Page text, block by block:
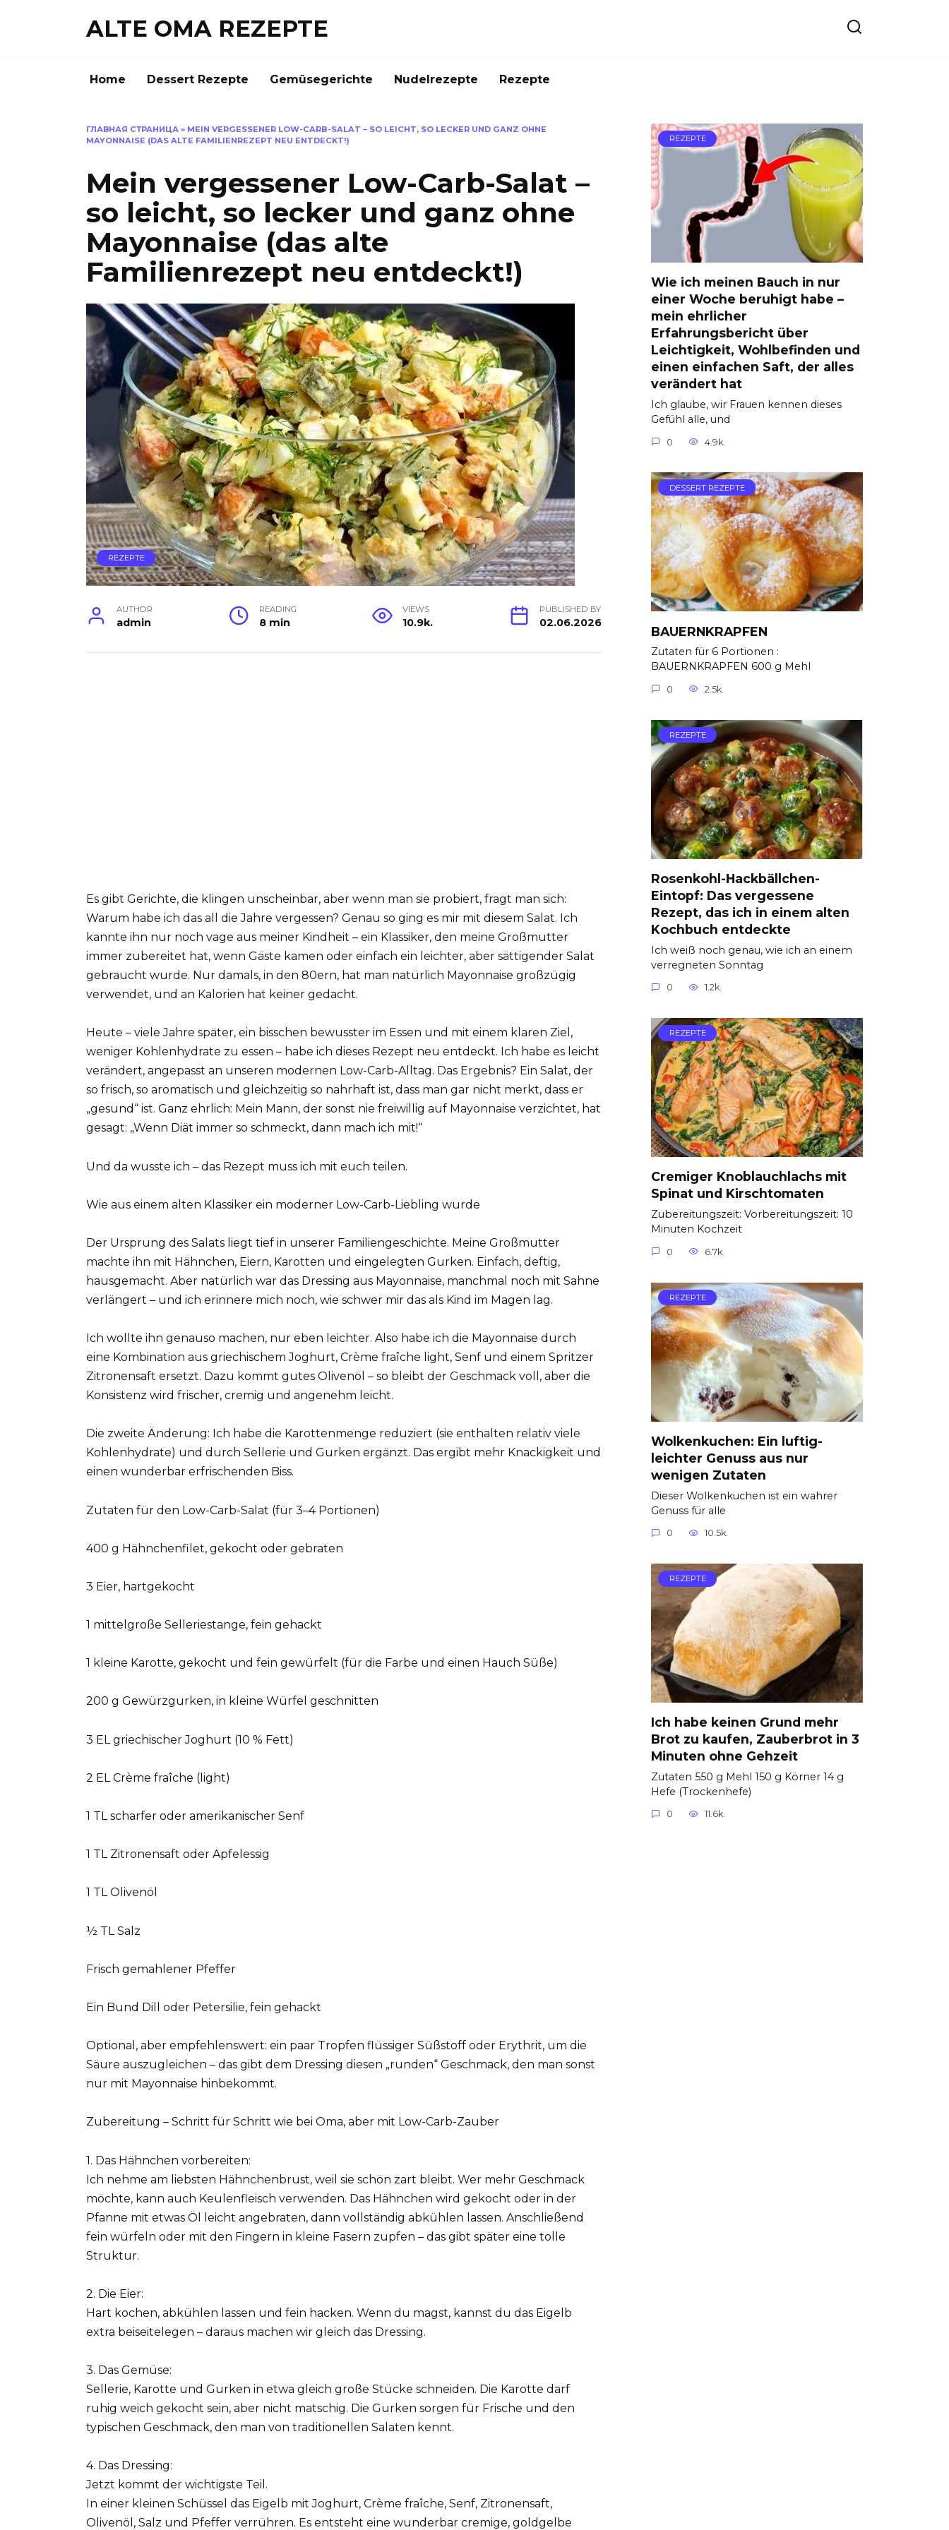
ALTE OMA REZEPTE
Home Dessert Rezepte Gemüsegerichte Nudelrezepte Rezepte
ГЛАВНАЯ СТРАНИЦА » MEIN VERGESSENER LOW-CARB-SALAT – SO LEICHT, SO LECKER UND GANZ OHNE
MAYONNAISE (DAS ALTE FAMILIENREZEPT NEU ENTDECKT!)
Mein vergessener Low-Carb-Salat –
so leicht, so lecker und ganz ohne
Mayonnaise (das alte
Familienrezept neu entdeckt!)
REZEPTE
AUTHOR
admin
READING
8 min
VIEWS
10.9k.
PUBLISHED BY
02.06.2026
Es gibt Gerichte, die klingen unscheinbar, aber wenn man sie probiert, fragt man sich:
Warum habe ich das all die Jahre vergessen? Genau so ging es mir mit diesem Salat. Ich
kannte ihn nur noch vage aus meiner Kindheit – ein Klassiker, den meine Großmutter
immer zubereitet hat, wenn Gäste kamen oder einfach ein leichter, aber sättigender Salat
gebraucht wurde. Nur damals, in den 80ern, hat man natürlich Mayonnaise großzügig
verwendet, und an Kalorien hat keiner gedacht.
Heute – viele Jahre später, ein bisschen bewusster im Essen und mit einem klaren Ziel,
weniger Kohlenhydrate zu essen – habe ich dieses Rezept neu entdeckt. Ich habe es leicht
verändert, angepasst an unseren modernen Low-Carb-Alltag. Das Ergebnis? Ein Salat, der
so frisch, so aromatisch und gleichzeitig so nahrhaft ist, dass man gar nicht merkt, dass er
„gesund“ ist. Ganz ehrlich: Mein Mann, der sonst nie freiwillig auf Mayonnaise verzichtet, hat
gesagt: „Wenn Diät immer so schmeckt, dann mach ich mit!“
Und da wusste ich – das Rezept muss ich mit euch teilen.
Wie aus einem alten Klassiker ein moderner Low-Carb-Liebling wurde
Der Ursprung des Salats liegt tief in unserer Familiengeschichte. Meine Großmutter
machte ihn mit Hähnchen, Eiern, Karotten und eingelegten Gurken. Einfach, deftig,
hausgemacht. Aber natürlich war das Dressing aus Mayonnaise, manchmal noch mit Sahne
verlängert – und ich erinnere mich noch, wie schwer mir das als Kind im Magen lag.
Ich wollte ihn genauso machen, nur eben leichter. Also habe ich die Mayonnaise durch
eine Kombination aus griechischem Joghurt, Crème fraîche light, Senf und einem Spritzer
Zitronensaft ersetzt. Dazu kommt gutes Olivenöl – so bleibt der Geschmack voll, aber die
Konsistenz wird frischer, cremig und angenehm leicht.
Die zweite Änderung: Ich habe die Karottenmenge reduziert (sie enthalten relativ viele
Kohlenhydrate) und durch Sellerie und Gurken ergänzt. Das ergibt mehr Knackigkeit und
einen wunderbar erfrischenden Biss.
Zutaten für den Low-Carb-Salat (für 3–4 Portionen)
400 g Hähnchenfilet, gekocht oder gebraten
3 Eier, hartgekocht
1 mittelgroße Selleriestange, fein gehackt
1 kleine Karotte, gekocht und fein gewürfelt (für die Farbe und einen Hauch Süße)
200 g Gewürzgurken, in kleine Würfel geschnitten
3 EL griechischer Joghurt (10 % Fett)
2 EL Crème fraîche (light)
1 TL scharfer oder amerikanischer Senf
1 TL Zitronensaft oder Apfelessig
1 TL Olivenöl
½ TL Salz
Frisch gemahlener Pfeffer
Ein Bund Dill oder Petersilie, fein gehackt
Optional, aber empfehlenswert: ein paar Tropfen flüssiger Süßstoff oder Erythrit, um die
Säure auszugleichen – das gibt dem Dressing diesen „runden“ Geschmack, den man sonst
nur mit Mayonnaise hinbekommt.
Zubereitung – Schritt für Schritt wie bei Oma, aber mit Low-Carb-Zauber
1. Das Hähnchen vorbereiten:
Ich nehme am liebsten Hähnchenbrust, weil sie schön zart bleibt. Wer mehr Geschmack
möchte, kann auch Keulenfleisch verwenden. Das Hähnchen wird gekocht oder in der
Pfanne mit etwas Öl leicht angebraten, dann vollständig abkühlen lassen. Anschließend
fein würfeln oder mit den Fingern in kleine Fasern zupfen – das gibt später eine tolle
Struktur.
2. Die Eier:
Hart kochen, abkühlen lassen und fein hacken. Wenn du magst, kannst du das Eigelb
extra beiseitelegen – daraus machen wir gleich das Dressing.
3. Das Gemüse:
Sellerie, Karotte und Gurken in etwa gleich große Stücke schneiden. Die Karotte darf
ruhig weich gekocht sein, aber nicht matschig. Die Gurken sorgen für Frische und den
typischen Geschmack, den man von traditionellen Salaten kennt.
4. Das Dressing:
Jetzt kommt der wichtigste Teil.
In einer kleinen Schüssel das Eigelb mit Joghurt, Crème fraîche, Senf, Zitronensaft,
Olivenöl, Salz und Pfeffer verrühren. Es entsteht eine wunderbar cremige, goldgelbe
REZEPTE
Wie ich meinen Bauch in nur
einer Woche beruhigt habe –
mein ehrlicher
Erfahrungsbericht über
Leichtigkeit, Wohlbefinden und
einen einfachen Saft, der alles
verändert hat
Ich glaube, wir Frauen kennen dieses
Gefühl alle, und
0 4.9k.
DESSERT REZEPTE
BAUERNKRAPFEN
Zutaten für 6 Portionen :
BAUERNKRAPFEN 600 g Mehl
0 2.5k.
REZEPTE
Rosenkohl-Hackbällchen-
Eintopf: Das vergessene
Rezept, das ich in einem alten
Kochbuch entdeckte
Ich weiß noch genau, wie ich an einem
verregneten Sonntag
0 1.2k.
REZEPTE
Cremiger Knoblauchlachs mit
Spinat und Kirschtomaten
Zubereitungszeit: Vorbereitungszeit: 10
Minuten Kochzeit
0 6.7k.
REZEPTE
Wolkenkuchen: Ein luftig-
leichter Genuss aus nur
wenigen Zutaten
Dieser Wolkenkuchen ist ein wahrer
Genuss für alle
0 10.5k.
REZEPTE
Ich habe keinen Grund mehr
Brot zu kaufen, Zauberbrot in 3
Minuten ohne Gehzeit
Zutaten 550 g Mehl 150 g Körner 14 g
Hefe (Trockenhefe)
0 11.6k.